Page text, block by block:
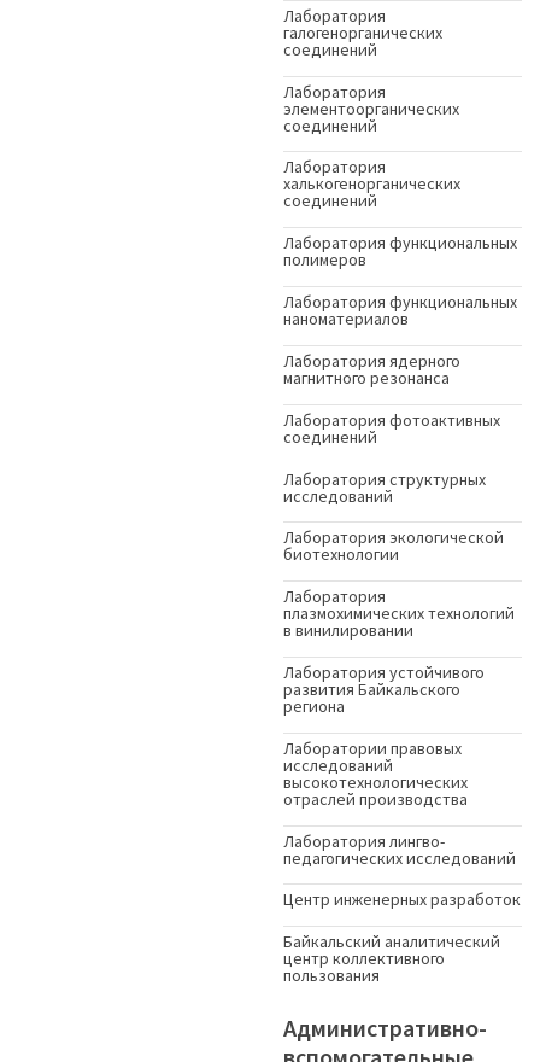
Лаборатория
галогенорганических
соединений
Лаборатория
элементоорганических
соединений
Лаборатория
халькогенорганических
соединений
Лаборатория функциональных
полимеров
Лаборатория функциональных
наноматериалов
Лаборатория ядерного
магнитного резонанса
Лаборатория фотоактивных
соединений
Лаборатория структурных
исследований
Лаборатория экологической
биотехнологии
Лаборатория
плазмохимических технологий
в винилировании
Лаборатория устойчивого
развития Байкальского
региона
Лаборатории правовых
исследований
высокотехнологических
отраслей производства
Лаборатория лингво-
педагогических исследований
Центр инженерных разработок
Байкальский аналитический
центр коллективного
пользования
Административно-